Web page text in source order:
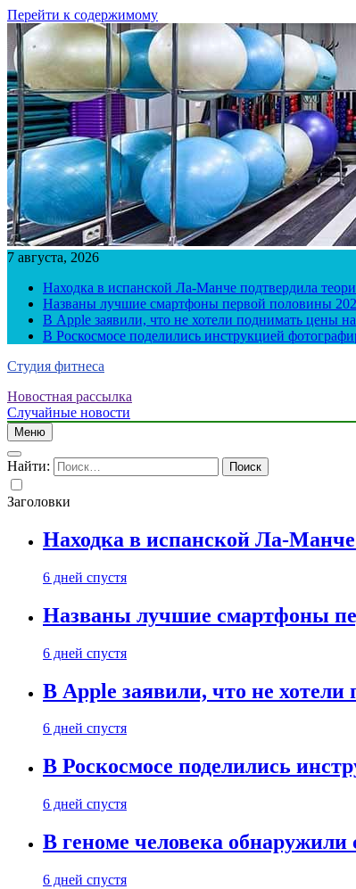
Перейти к содержимому
7 августа, 2026
Находка в испанской Ла-Манче подтвердила
Названы лучшие смартфоны первой половины
В Apple заявили, что не хотели поднимать цены на
В Роскосмосе поделились инструкцией
Студия фитнеса
Новостная рассылка
Случайные новости
Меню
Найти:
Заголовки
Находка в испанской Ла-
6 дней спустя
Названы лучшие смартфоны
6 дней спустя
В Apple заявили, что не
6 дней спустя
В Роскосмосе поделились
6 дней спустя
В геноме человека
6 дней спустя